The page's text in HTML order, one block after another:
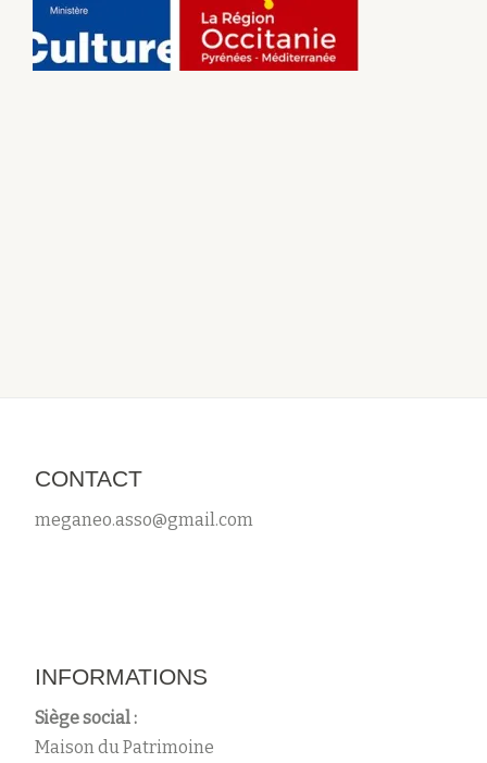
CONTACT
meganeo.asso@gmail.com
INFORMATIONS
Siège social :
Maison du Patrimoine